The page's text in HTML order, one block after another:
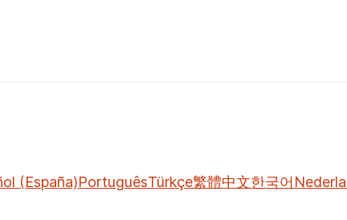
(España)PortuguêsTürkçe繁體中文한국어